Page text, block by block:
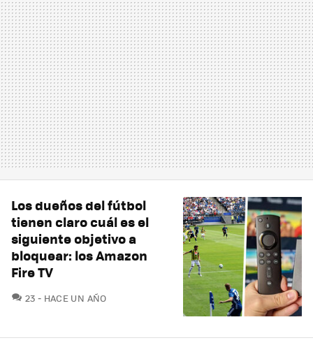
Los dueños del fútbol
tienen claro cuál es el
siguiente objetivo a
bloquear: los Amazon
Fire TV
23 COMENTARIOS
HACE UN AÑO